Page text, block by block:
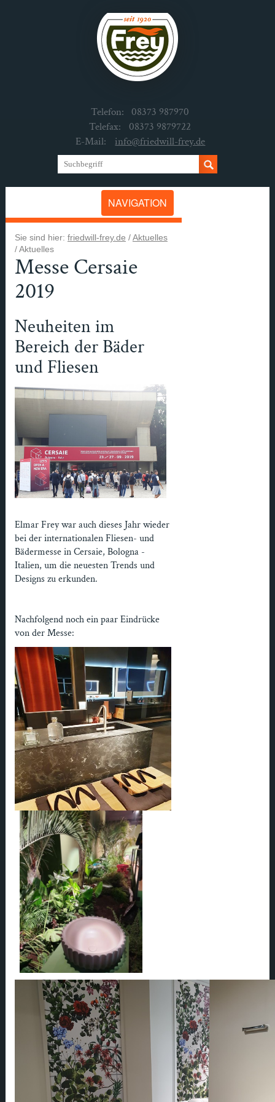
Telefon: 08373 987970
Telefax:
08373 9879722
E-Mail:
info@friedwill-frey.de
NAVIGATION
Sie sind hier: friedwill-frey.de /Aktuelles
/Aktuelles
Messe Cersaie
2019
Neuheiten im
Bereich der Bäder
und Fliesen
Elmar Frey war auch dieses Jahr wieder
bei der internationalen Fliesen- und
Bädermesse in Cersaie, Bologna -
Italien, um die neuesten Trends und
Designs zu erkunden.
Nachfolgend noch ein paar Eindrücke
von der Messe: